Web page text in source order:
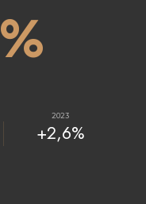
2023
+2,6%